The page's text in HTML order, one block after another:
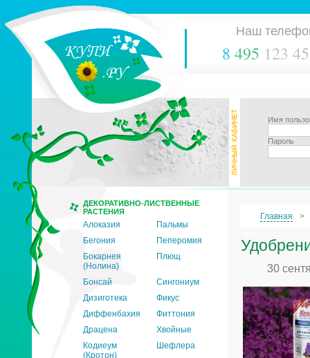
Наш
8 495 123
Имя
Пароль
ДЕКОРАТИВНО-ЛИСТВЕННЫЕ
РАСТЕНИЯ
Алоказия
Пальмы
Бегония
Пеперомия
Бокарнея
(Нолина)
Плющ
Бонсай
Сингониум
Дизиготека
Фикус
Диффенбахия
Фиттония
Драцена
Хвойные
Кодиеум
(Кротон)
Шефлера
Главная
30